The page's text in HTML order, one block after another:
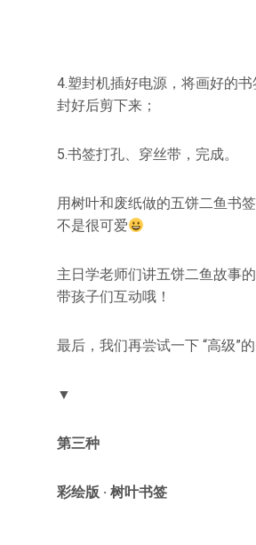
4.塑封机插好电源，将画好的
封好后剪下来；
5.书签打孔、穿丝带，完成。
用树叶和废纸做的五饼二鱼书
不是很可爱
主日学老师们讲五饼二鱼故事
带孩子们互动哦！
最后，我们再尝试一下 “高级”
▼
第三种
彩绘版 · 树叶书签